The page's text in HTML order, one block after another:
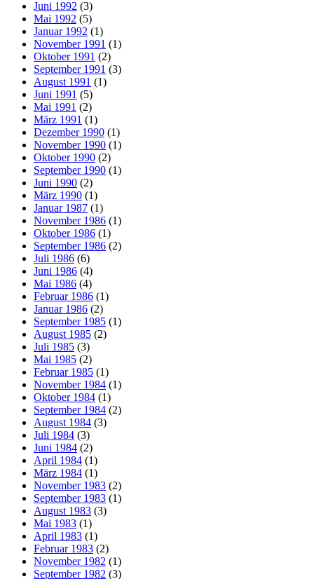
Juni 1992 (3)
Mai 1992 (5)
Januar 1992 (1)
November 1991 (1)
Oktober 1991 (2)
September 1991 (3)
August 1991 (1)
Juni 1991 (5)
Mai 1991 (2)
März 1991 (1)
Dezember 1990 (1)
November 1990 (1)
Oktober 1990 (2)
September 1990 (1)
Juni 1990 (2)
März 1990 (1)
Januar 1987 (1)
November 1986 (1)
Oktober 1986 (1)
September 1986 (2)
Juli 1986 (6)
Juni 1986 (4)
Mai 1986 (4)
Februar 1986 (1)
Januar 1986 (2)
September 1985 (1)
August 1985 (2)
Juli 1985 (3)
Mai 1985 (2)
Februar 1985 (1)
November 1984 (1)
Oktober 1984 (1)
September 1984 (2)
August 1984 (3)
Juli 1984 (3)
Juni 1984 (2)
April 1984 (1)
März 1984 (1)
November 1983 (2)
September 1983 (1)
August 1983 (3)
Mai 1983 (1)
April 1983 (1)
Februar 1983 (2)
November 1982 (1)
September 1982 (3)